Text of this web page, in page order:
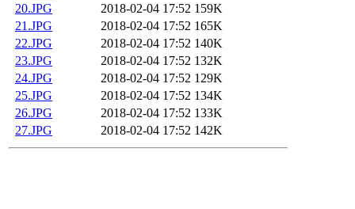
20.JPG
2018-02-04 17:52 159K
21.JPG
2018-02-04 17:52 165K
22.JPG
2018-02-04 17:52 140K
23.JPG
2018-02-04 17:52 132K
24.JPG
2018-02-04 17:52 129K
25.JPG
2018-02-04 17:52 134K
26.JPG
2018-02-04 17:52 133K
27.JPG
2018-02-04 17:52 142K